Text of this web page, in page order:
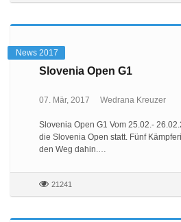
News 2017
Slovenia Open G1
07. Mär, 2017 Wedrana Kreuzer
Slovenia Open G1 Vom 25.02.-
die Slovenia Open statt. Fünf
den Weg dahin.…
21241